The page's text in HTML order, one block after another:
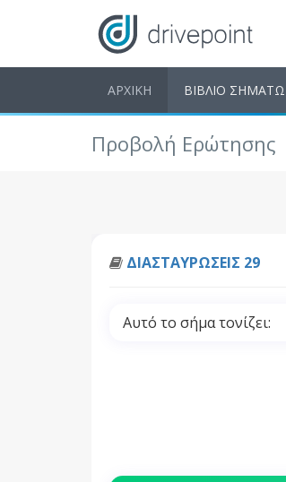
ΑΡΧΙΚΗ ΒΙΒΛΙΟ
Προβολή Ερώτησης
ΔΙΑΣΤΑΥΡΩΣΕΙΣ 29
Αυτό το σήμα τονίζει: